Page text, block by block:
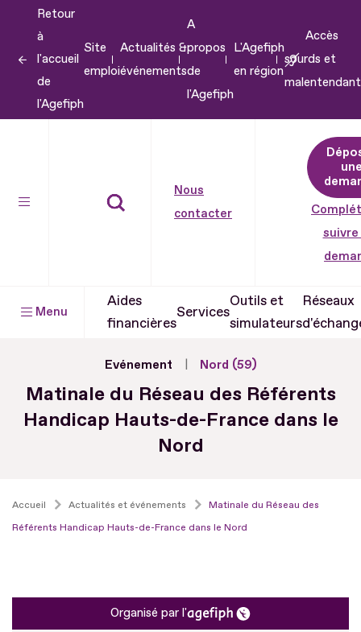
contenu
Retour
à
l'accueil
de
l'Agefiph
Site
emploi
Actualités &
événements
A
propos
de
l'Agefiph
L'Agefiph
en région
Accès
sourds et
Nous
contacter
suivre
Menu
Aides
financières
Services
Outils et
simulateurs
Réseaux
Evénement Nord (59)
Matinale du Réseau des Référents
Handicap Hauts-de-France dans le
Nord
Accueil Actualités et événements
Matinale du Réseau des
Référents Handicap Hauts-de-France dans le Nord
Organisé par l'